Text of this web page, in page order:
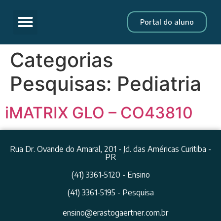
Portal do aluno
Categorias
Pesquisas: Pediatria
iMATRIX GLO – CO43810
Rua Dr. Ovande do Amaral, 201 - Jd. das Américas Curitiba -
PR
(41) 3361-5120 - Ensino
(41) 3361-5195 - Pesquisa
ensino@erastogaertner.com.br